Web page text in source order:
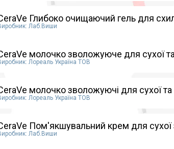
Глибоко очищаючий гель для
Лаб.Виши
молочко зволожуюче для сухої
Лореаль Україна ТОВ
молочко зволожуючі для сухої
Лореаль Україна ТОВ
Пом'якшувальний крем для сухої
Лаб.Виши